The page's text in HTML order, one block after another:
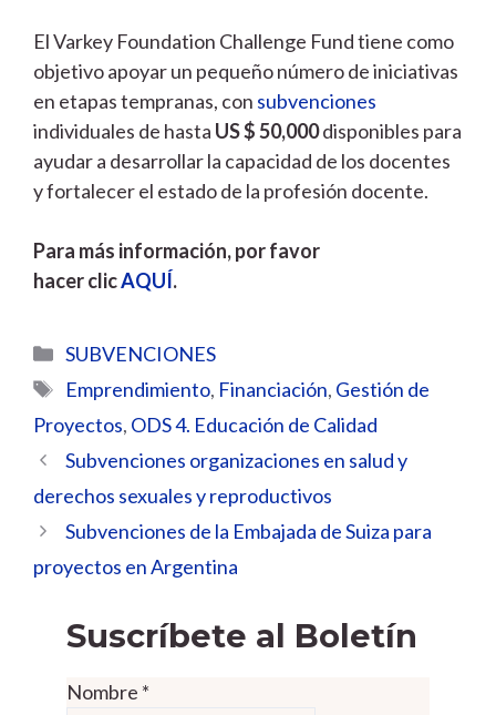
El Varkey Foundation Challenge Fund tiene como
objetivo apoyar un pequeño número de iniciativas
en etapas tempranas, con subvenciones
individuales de hasta US $ 50,000disponibles para
ayudar a desarrollar la capacidad de los docentes
y fortalecer el estado de la profesión docente.
Para más información, por favor
hacer clicAQUÍ.
Categorías
SUBVENCIONES
Etiquetas
Emprendimiento, Financiación, Gestión de
Proyectos, ODS 4. Educación de Calidad
Subvenciones organizaciones en salud y
derechos sexuales y reproductivos
Subvenciones de la Embajada de Suiza para
proyectos en Argentina
Suscríbete al Boletín
Nombre *